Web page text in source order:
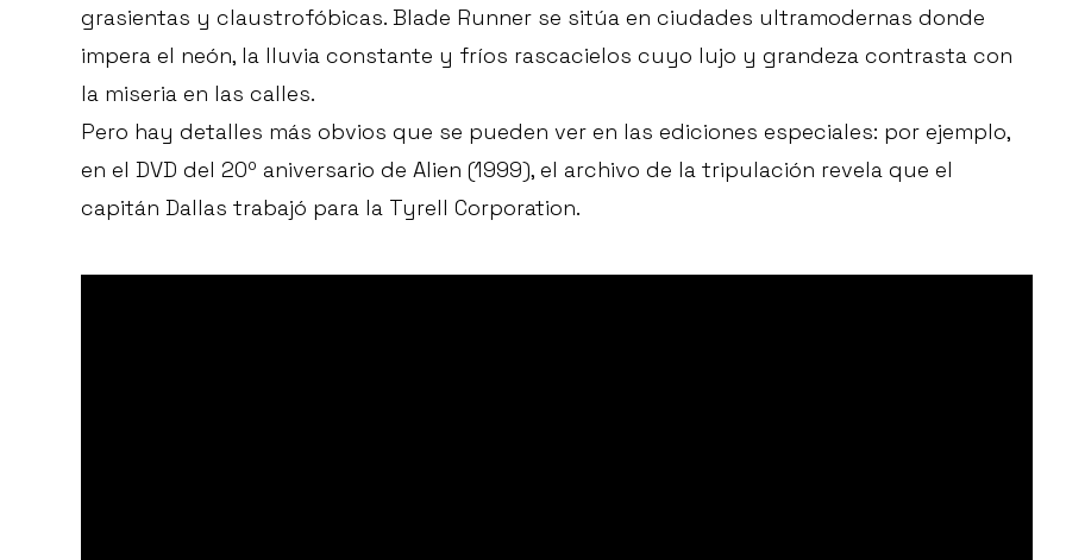
grasientas y claustrofóbicas. Blade Runner se sitúa en ciudades ultramodernas donde
impera el neón, la lluvia constante y fríos rascacielos cuyo lujo y grandeza contrasta con
la miseria en las calles.
Pero hay detalles más obvios que se pueden ver en las ediciones especiales: por ejemplo,
en el DVD del 20º aniversario de Alien (1999), el archivo de la tripulación revela que el
capitán Dallas trabajó para la Tyrell Corporation.